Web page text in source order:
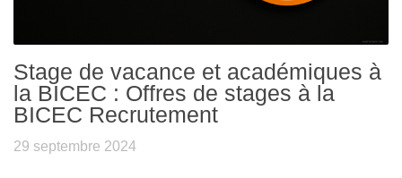
Stage de vacance et académiques à
la BICEC : Offres de stages à la
BICEC Recrutement
29 septembre 2024